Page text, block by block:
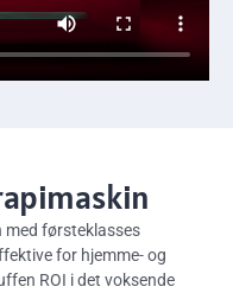
med førsteklasses
for hjemme- og
ROI i det voksende